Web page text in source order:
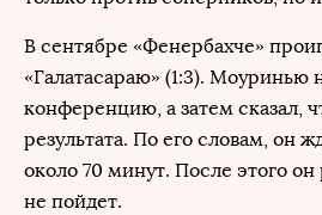
В сентябре «Фенербахче»
«Галатасараю» (1:3).
конференцию, а затем сказал,
результата. По его словам, он
около 70 минут. После этого
не пойдет.